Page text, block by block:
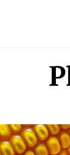
pe măsură ce